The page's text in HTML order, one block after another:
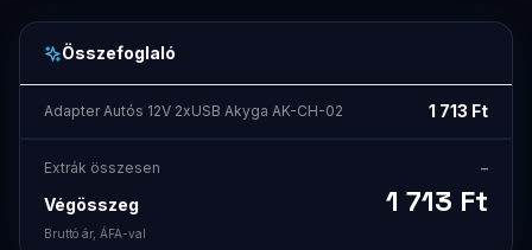
Összefoglaló
Adapter Autós 12V 2xUSB Akyga AK-CH-02 1 713 Ft
Extrák összesen –
Végösszeg 1 713 Ft
Bruttó ár, ÁFA-val